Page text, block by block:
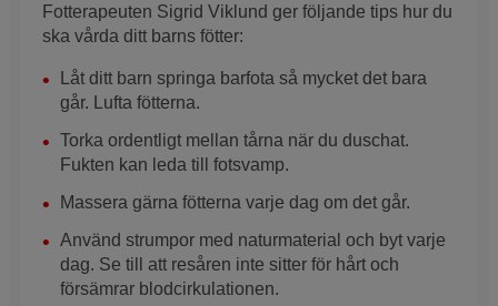
Fotterapeuten Sigrid Viklund ger följande tips hur du
ska vårda ditt barns fötter:
Låt ditt barn springa barfota så mycket det bara
går. Lufta fötterna.
Torka ordentligt mellan tårna när du duschat.
Fukten kan leda till fotsvamp.
Massera gärna fötterna varje dag om det går.
Använd strumpor med naturmaterial och byt varje
dag. Se till att resåren inte sitter för hårt och
försämrar blodcirkulationen.